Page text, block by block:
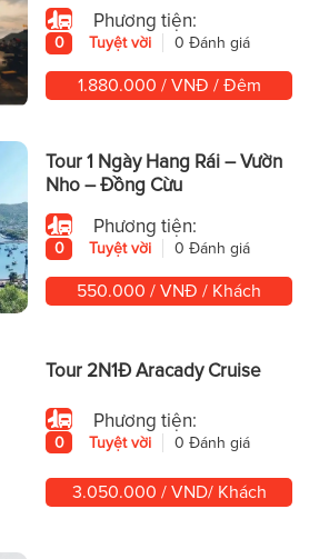
Phương tiện:
0 Tuyệt vời 0 Đánh giá
1.880.000 / VNĐ / Đêm
Tour 1 Ngày Hang Rái – Vườn
Nho – Đồng Cừu
Phương tiện:
0 Tuyệt vời 0 Đánh giá
550.000 / VNĐ / Khách
Tour 2N1Đ Aracady Cruise
Phương tiện:
0 Tuyệt vời 0 Đánh giá
3.050.000 / VND/ Khách